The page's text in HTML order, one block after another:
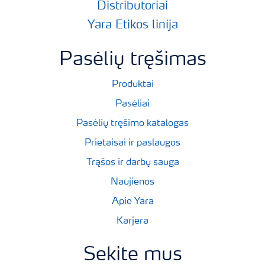
Distributoriai
Yara Etikos linija
Pasėlių tręšimas
Produktai
Pasėliai
Pasėlių tręšimo katalogas
Prietaisai ir paslaugos
Trąšos ir darbų sauga
Naujienos
Apie Yara
Karjera
Sekite mus